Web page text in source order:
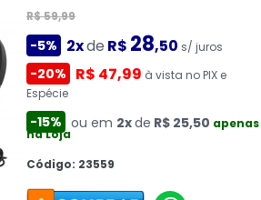
R$ 59,99
-5% 2xde R$ 28,50 s/ juros
-20% R$ 47,99 à vista no PIX e
Espécie
-15% ou em 2xde R$ 25,50 apenas
na Loja
Código: 23559